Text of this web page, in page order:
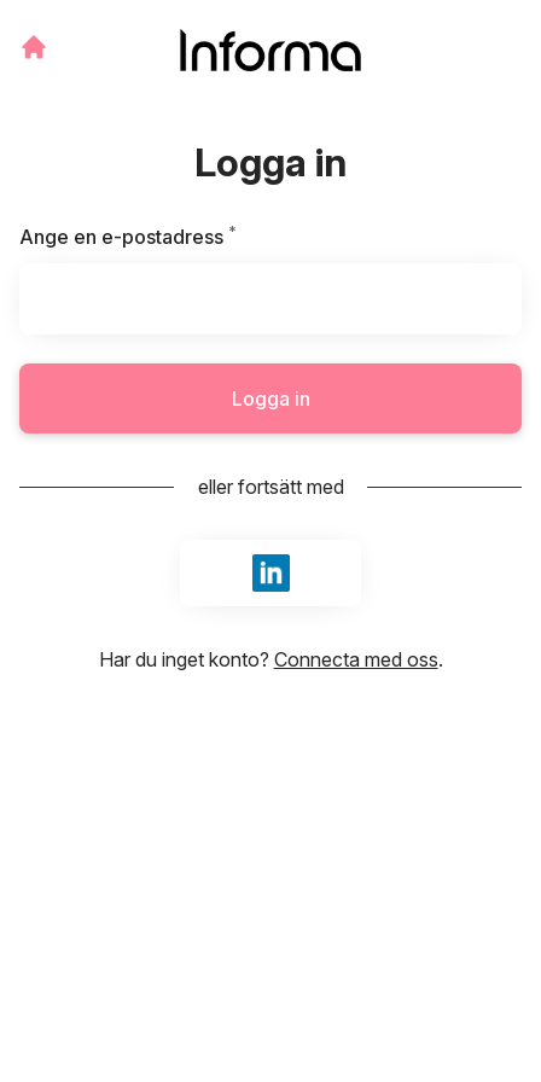
Logga in
Ange en e-postadress *
Logga in
eller fortsätt med
Logga in med LinkedIn
Har du inget konto? Connecta med oss.